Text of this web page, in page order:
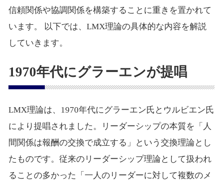
信頼関係や協調関係を構築することに重きを置かれて
います。 以下では、LMX理論の具体的な内容を解説
していきます。
1970年代にグラーエンが提唱
LMX理論は、1970年代にグラーエン氏とウルビエン氏
により提唱されました。リーダーシップの本質を「人
間関係は報酬の交換で成立する」という交換理論とし
たものです。従来のリーダーシップ理論として扱われ
ることの多かった「一人のリーダーに対して複数のメ